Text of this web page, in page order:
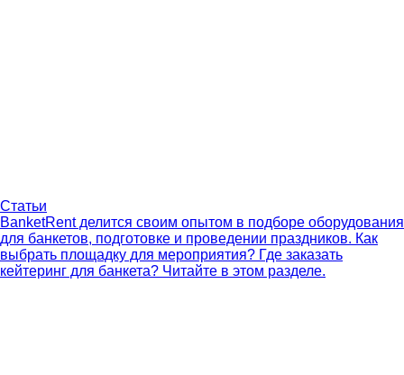
Статьи
BanketRent делится своим опытом в подборе оборудования
для банкетов, подготовке и проведении праздников. Как
выбрать площадку для мероприятия? Где заказать
кейтеринг для банкета? Читайте в этом разделе.